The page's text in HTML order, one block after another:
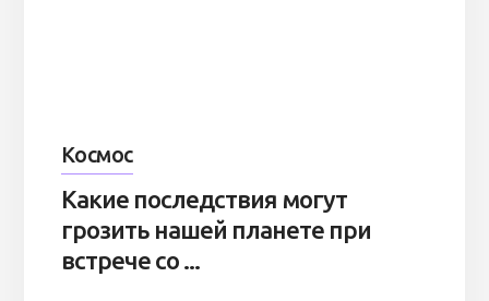
Космос
Какие последствия могут
грозить нашей планете при
встрече со ...